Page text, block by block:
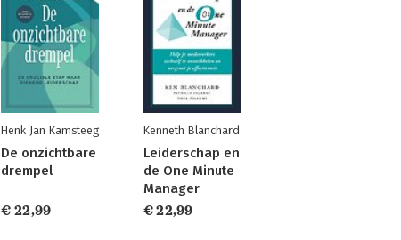
Henk Jan Kamsteeg
De onzichtbare
drempel
€ 22,99
Kenneth Blanchard
Leiderschap en
de One Minute
Manager
€ 22,99